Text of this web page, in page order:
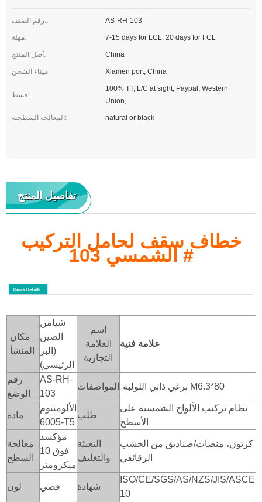
رقم الصنف.: AS-RH-103
مهلة: 7-15 days for LCL, 20 days for FCL
أصل المنتج: China
ميناء الشحن: Xiamen port, China
قسط:
100% TT, L/C at sight, Paypal, Western
Union,
المعالجة السطحية: natural or black
تفاصيل المنتج
خطاف سقف لحامل التركيب
الشمسي 103#
مكان
المنشأ
شيامن
الصين
(البر
الرئيسي)
اسم
العلامة
التجارية
علامة فنية
رقم
الوضع
AS-RH-
103
المواصفات برغي ذاتي اللولبة M6.3*80
مادة
الألومنيوم
6005-T5
طلب
نظام تركيب الألواح الشمسية على
الأسطح
معالجة
السطح
مؤكسد
فوق 10
ميكرومتر
التعبئة
والتغليف
كرتون، منصات/صناديق من الخشب
الرقائقي
لون فضي شهادة
ISO/CE/SGS/AS/NZS/JIS/
10